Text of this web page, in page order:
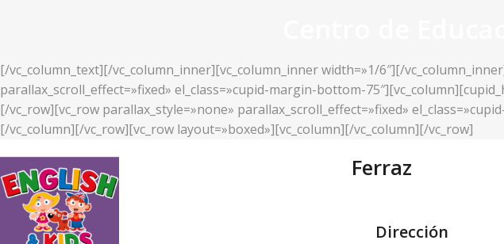
[/vc_column_text][/vc_column_inner][vc_column_inner width=»1/6″][/
parallax_scroll_effect=»fixed» el_class=»cupid-margin-bottom-
[/vc_row][vc_row parallax_style=»none» parallax_scroll_effect=»fixed»
[/vc_column][/vc_row][vc_row layout=»boxed»][vc_column][/vc_column][/vc_row]
Ferraz
Dirección